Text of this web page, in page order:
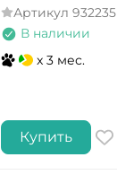
Артикул 932235
В наличии
x 3 мес.
Купить